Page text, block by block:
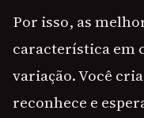
Por isso, as
característica em
variação. Você
reconhece e